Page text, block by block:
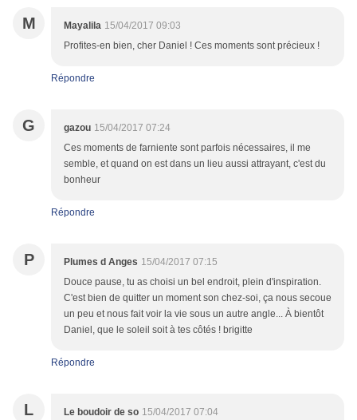
M Mayalila 15/04/2017 09:03
Profites-en bien, cher Daniel ! Ces moments sont précieux !
Répondre
G gazou 15/04/2017 07:24
Ces moments de farniente sont parfois nécessaires, il me
semble, et quand on est dans un lieu aussi attrayant, c'est du
bonheur
Répondre
P Plumes d Anges 15/04/2017 07:15
Douce pause, tu as choisi un bel endroit, plein d'inspiration.
C'est bien de quitter un moment son chez-soi, ça nous secoue
un peu et nous fait voir la vie sous un autre angle... À bientôt
Daniel, que le soleil soit à tes côtés ! brigitte
Répondre
L Le boudoir de so 15/04/2017 07:04